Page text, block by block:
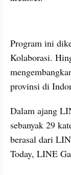
Program ini
Kolaborasi.
provinsi di
Dalam ajang
sebanyak 29
berasal dari
Today, LINE